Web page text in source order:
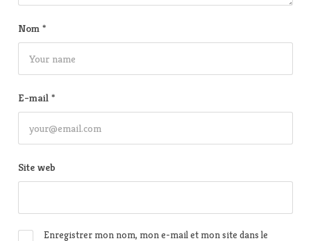
Nom *
E-mail *
Site web
Enregistrer mon nom, mon e-mail et mon site dans le